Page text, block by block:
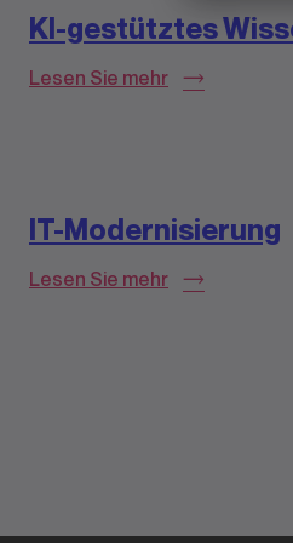
KI-gestütztes
Lesen Sie mehr
IT-Modernisierung
Lesen Sie mehr